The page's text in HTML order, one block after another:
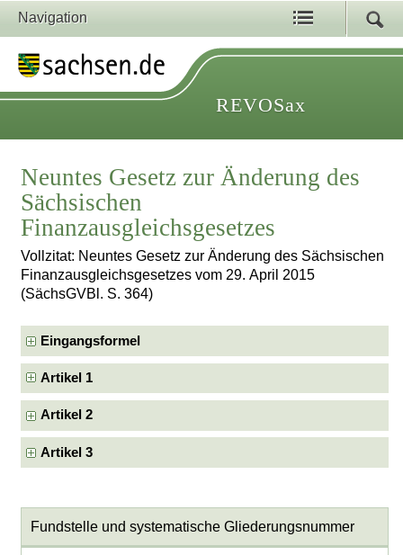
Navigation
REVOSax
Neuntes Gesetz zur Änderung des
Sächsischen
Finanzausgleichsgesetzes
Vollzitat: Neuntes Gesetz zur Änderung des Sächsischen
Finanzausgleichsgesetzes vom 29. April 2015
(SächsGVBl. S. 364)
Eingangsformel
Artikel 1
Artikel 2
Artikel 3
Fundstelle und systematische Gliederungsnummer